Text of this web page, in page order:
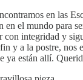
en las
en el mundo para
integridad y
y a la postre, nos
ya están allí.